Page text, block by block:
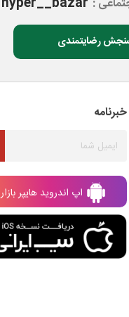
:
رضایتمندی
خبرنامه
اپ اندروید هایپر بازار